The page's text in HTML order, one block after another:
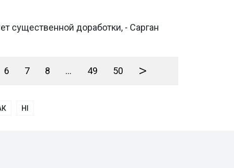
существенной доработки, - Сарган
6 7 8 ... 49 50 >
НІ